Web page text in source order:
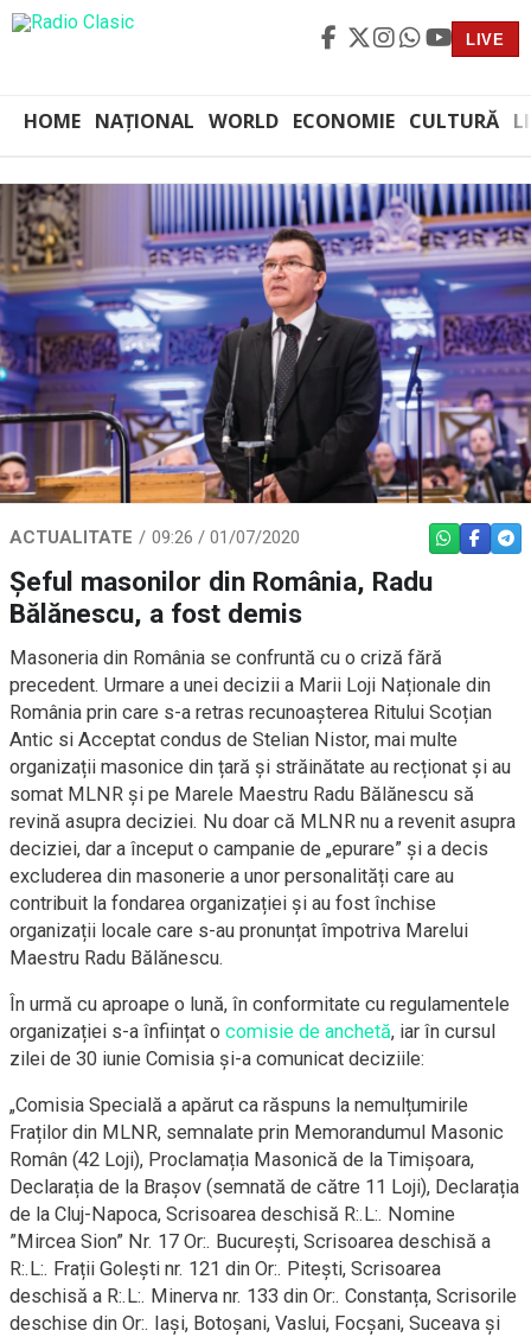
LIVE
HOME NAȚIONAL WORLD ECONOMIE CULTURĂ
ACTUALITATE 09:26 / 01/07/2020 WHATSAPP
Șeful masonilor din România, Radu
Bălănescu, a fost demis
Masoneria din România se confruntă cu o criză fără
precedent. Urmare a unei decizii a Marii Loji Naționale din
România prin care s-a retras recunoașterea Ritului Scoțian
Antic si Acceptat condus de Stelian Nistor, mai multe
organizații masonice din țară și străinătate au recționat și au
somat MLNR și pe Marele Maestru Radu Bălănescu să
revină asupra deciziei. Nu doar că MLNR nu a revenit asupra
deciziei, dar a început o campanie de „epurare” și a decis
excluderea din masonerie a unor personalități care au
contribuit la fondarea organizației și au fost închise
organizații locale care s-au pronunțat împotriva Marelui
Maestru Radu Bălănescu.
În urmă cu aproape o lună, în conformitate cu regulamentele
organizației s-a înființat o comisie de anchetă, iar în cursul
zilei de 30 iunie Comisia și-a comunicat deciziile:
„Comisia Specială a apărut ca răspuns la nemulțumirile
Fraților din MLNR, semnalate prin Memorandumul Masonic
Român (42 Loji), Proclamația Masonică de la Timișoara,
Declarația de la Brașov (semnată de către 11 Loji), Declarația
de la Cluj-Napoca, Scrisoarea deschisă R:.L:. Nomine
”Mircea Sion” Nr. 17 Or:. București, Scrisoarea deschisă a
R:.L:. Frații Golești nr. 121 din Or:. Pitești, Scrisoarea
deschisă a R:.L:. Minerva nr. 133 din Or:. Constanța, Scrisorile
deschise din Or:. Iași, Botoșani, Vaslui, Focșani, Suceava și